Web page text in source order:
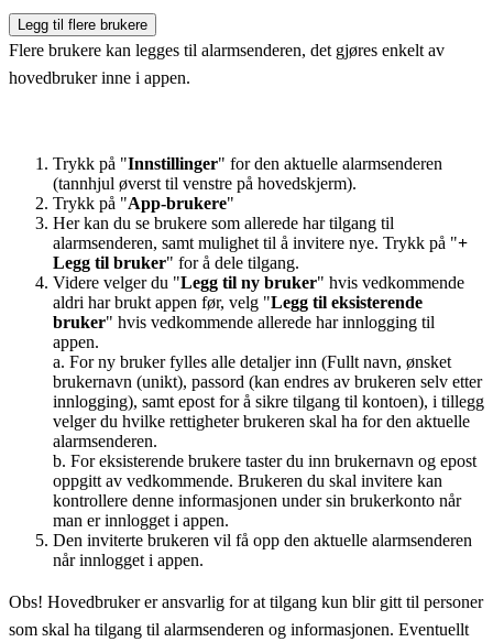
Legg til flere brukere
Flere brukere kan legges til alarmsenderen, det gjøres enkelt av
hovedbruker inne i appen.
Trykk på "Innstillinger" for den aktuelle alarmsenderen
(tannhjul øverst til venstre på hovedskjerm).
Trykk på "App-brukere"
Her kan du se brukere som allerede har tilgang til
alarmsenderen, samt mulighet til å invitere nye. Trykk på "+
Legg til bruker" for å dele tilgang.
Videre velger du "Legg til ny bruker" hvis vedkommende
aldri har brukt appen før, velg "Legg til eksisterende
bruker" hvis vedkommende allerede har innlogging til
appen.
a. For ny bruker fylles alle detaljer inn (Fullt navn, ønsket
brukernavn (unikt), passord (kan endres av brukeren selv etter
innlogging), samt epost for å sikre tilgang til kontoen), i tillegg
velger du hvilke rettigheter brukeren skal ha for den aktuelle
alarmsenderen.
b. For eksisterende brukere taster du inn brukernavn og epost
oppgitt av vedkommende. Brukeren du skal invitere kan
kontrollere denne informasjonen under sin brukerkonto når
man er innlogget i appen.
Den inviterte brukeren vil få opp den aktuelle alarmsenderen
når innlogget i appen.
Obs! Hovedbruker er ansvarlig for at tilgang kun blir gitt til personer
som skal ha tilgang til alarmsenderen og informasjonen. Eventuellt